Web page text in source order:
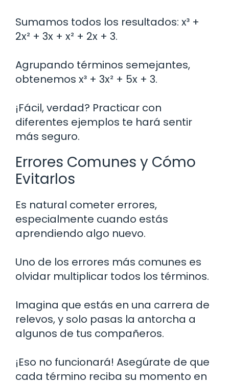
Sumamos todos los resultados: x³ +
2x² + 3x + x² + 2x + 3.
Agrupando términos semejantes,
obtenemos x³ + 3x² + 5x + 3.
¡Fácil, verdad? Practicar con
diferentes ejemplos te hará sentir
más seguro.
Errores Comunes y Cómo
Evitarlos
Es natural cometer errores,
especialmente cuando estás
aprendiendo algo nuevo.
Uno de los errores más comunes es
olvidar multiplicar todos los términos.
Imagina que estás en una carrera de
relevos, y solo pasas la antorcha a
algunos de tus compañeros.
¡Eso no funcionará! Asegúrate de que
cada término reciba su momento en